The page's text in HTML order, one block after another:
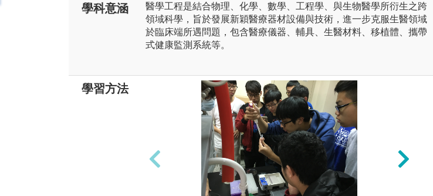
學科意涵
醫學工程是結合物理、化學、數學、工程學、與生物醫學所衍生之跨
領域科學，旨於發展新穎醫療器材設備與技術，進一步克服生醫領域
於臨床端所遇問題，包含醫療儀器、輔具、生醫材料、移植體、攜帶
式健康監測系統等。
學習方法